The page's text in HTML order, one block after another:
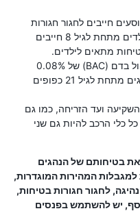
חייבים לחגור חגורות
בטיחות בזמן שהרכב בתנועה. ילדים מתחת לגיל 8 חייבים
מתאים לילדים.
נהיגה עם אחוז אלכוהול בדם (BAC) של 0.08%
ומעלה אינה חוקית בג'ורג'יה. נהגים מתחת לגיל 21 כפופים
ועד הזריחה, כמו גם
כלי הרכב להיות גם שני
את בטיחותם של הנהגים
למגבלות המהירות המוגדרות,
לחגור חגורות בטיחות,
יש להשתמש בפנסים